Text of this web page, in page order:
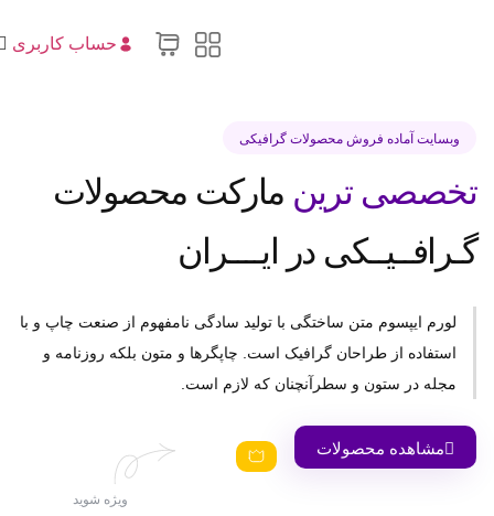
حساب کاربری
وبسایت آماده فروش محصولات گرافیکی
تخصصی ترینمارکت محصولات
گـرافــیــکی در ایــــران
لورم ایپسوم متن ساختگی با تولید سادگی نامفهوم از صنعت چاپ و با
استفاده از طراحان گرافیک است. چاپگرها و متون بلکه روزنامه و
مجله در ستون و سطرآنچنان که لازم است.
مشاهده محصولات
ویژه شوید